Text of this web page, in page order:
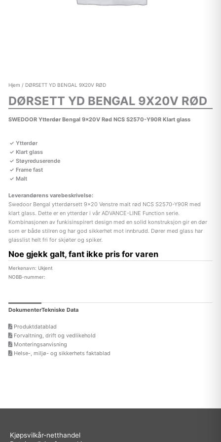
Hjem / DØRSETT YD BENGAL 9X20V RØD
DØRSETT YD BENGAL 9X20V RØD
SWEDOOR Ytterdør Bengal 9x20V Rød NCS S2570-Y90R Klart glass
Ytterdør
Klart glass
Støyreduserende
Frame fast
Malt
Leverandørens varebeskrivelse:
Swedoor Bengal ytterdørsett 9×20 Venstre malt rød NCS S2570-Y90R med
klart glass. Dette er en ytterdør i vår ADVANCE-LINE Function serie.
Kombinasjonen av funkisinspirert design med en solid konstruksjon gir en dør
som er både stilren og har god sikkerhet mot innbrudd. Dører med glass har
glasslist helt fri for skjøter og spiker.
Noe gjekk galt, fant ikke pris for varen
Merkenavn: Ukjent
NOBB-nummer:
DokumenterTekniske Data
Produktdatablad
Forvaltning, drift og vedlikehold
Monteringsanvisning
Helse-, miljø- og sikkerhets faktablad
Kjøpsvilkår-netthandel